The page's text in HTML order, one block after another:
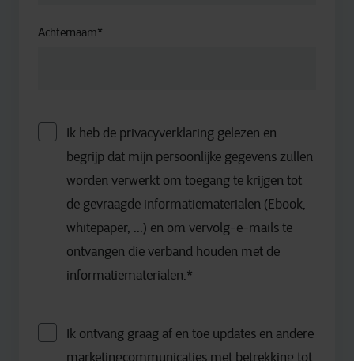
Achternaam*
Ik heb de privacyverklaring gelezen en
begrijp dat mijn persoonlijke gegevens zullen
worden verwerkt om toegang te krijgen tot
de gevraagde informatiematerialen (Ebook,
whitepaper, ...) en om vervolg-e-mails te
ontvangen die verband houden met de
informatiematerialen.*
Ik ontvang graag af en toe updates en andere
marketingcommunicaties met betrekking tot